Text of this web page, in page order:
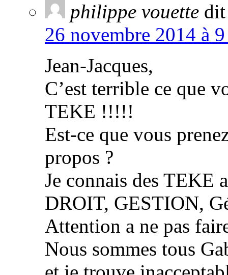
philippe vouette
26 novembre 2014 à
Jean-Jacques,
C’est terrible ce que
TEKE !!!!!
Est-ce que vous
propos ?
Je connais des
DROIT, GESTION,
Attention a ne pas
Nous sommes tous